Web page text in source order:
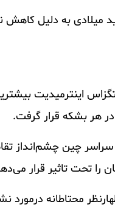
به دلیل کاهش
اینترمیدیت
شدن موارد کووید-۱۹ در
را تحت تاثیر قرار
محتاطانه